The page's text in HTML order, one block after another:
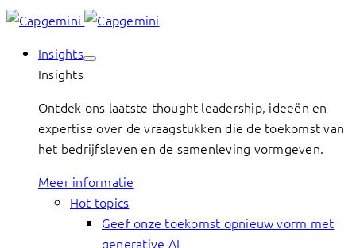
Insights
Insights
Ontdek ons laatste thought leadership, ideeën en
expertise over de vraagstukken die de toekomst van
het bedrijfsleven en de samenleving vormgeven.
Meer informatie
Hot topics
Geef onze toekomst opnieuw vorm met
generative AI